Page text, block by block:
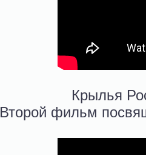
Крылья
Второй фильм